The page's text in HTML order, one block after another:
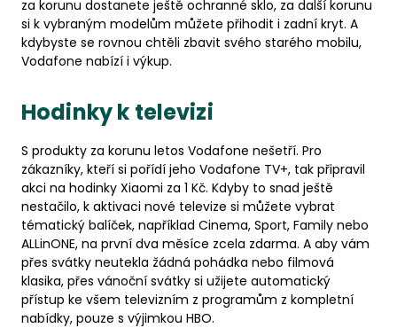
za korunu dostanete ještě ochranné sklo, za další korunu
si k vybraným modelům můžete přihodit i zadní kryt. A
kdybyste se rovnou chtěli zbavit svého starého mobilu,
Vodafone nabízí i výkup.
Hodinky k televizi
S produkty za korunu letos Vodafone nešetří. Pro
zákazníky, kteří si pořídí jeho Vodafone TV+, tak připravil
akci na hodinky Xiaomi za 1 Kč. Kdyby to snad ještě
nestačilo, k aktivaci nové televize si můžete vybrat
tématický balíček, například Cinema, Sport, Family nebo
ALLinONE, na první dva měsíce zcela zdarma. A aby vám
přes svátky neutekla žádná pohádka nebo filmová
klasika, přes vánoční svátky si užijete automatický
přístup ke všem televizním z programům z kompletní
nabídky, pouze s výjimkou HBO.